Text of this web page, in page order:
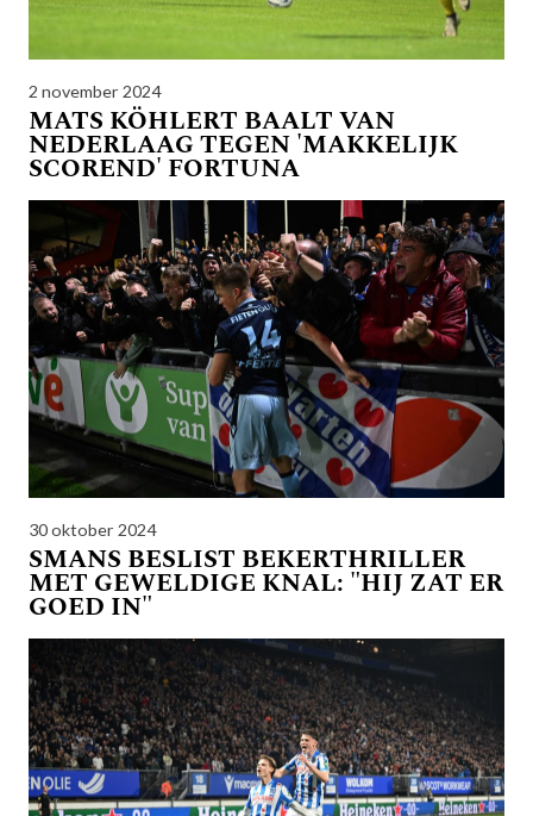
2 november 2024
MATS KÖHLERT BAALT VAN
NEDERLAAG TEGEN 'MAKKELIJK
SCOREND' FORTUNA
30 oktober 2024
SMANS BESLIST BEKERTHRILLER
MET GEWELDIGE KNAL: "HIJ ZAT ER
GOED IN"